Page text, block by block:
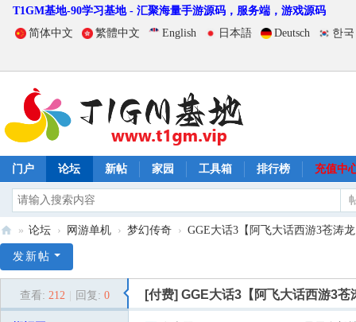
T1GM基地-90学习基地 - 汇聚海量手游源码，服务端，游戏源码
简体中文
繁體中文 English 日本語 Deutsch 한
门户 论坛 新帖 家园 工具箱 排行榜 充值中
1
» 论坛 › 网游单机 › 梦幻传奇 › GGE大话3【阿飞大话西游3苍涛
发新帖
查看: 212 回复: 0 [付费] GGE大话3【阿飞大话西游3